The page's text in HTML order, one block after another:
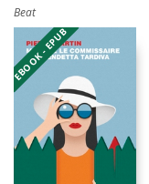
Beat
EBOOK - EPUB